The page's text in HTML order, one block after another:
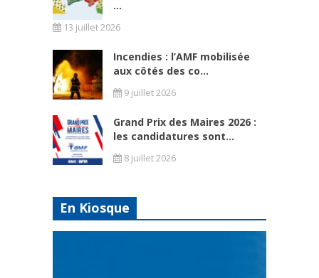
...
13 juillet 2026
Incendies : l’AMF mobilisée
aux côtés des co...
9 juillet 2026
Grand Prix des Maires 2026 :
les candidatures sont...
8 juillet 2026
En Kiosque